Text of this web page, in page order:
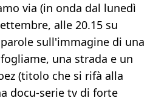
via (in onda dal lunedì
alle 20.15 su
sull'immagine di una
una strada e un
(titolo che si rifà alla
docu-serie tv di forte